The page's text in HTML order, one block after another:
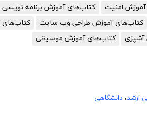
امنیت
کتاب‌های آموزش برنامه نویسی
کتاب‌های آموزش طراحی وب سایت
کتاب‌های
آشپزی کتاب‌های آموزش موسیقی
ارشد، دانشگاهی